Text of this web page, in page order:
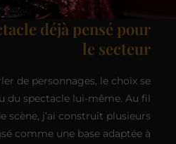
déjà pensé pour
le secteur
de personnages, le choix se
du spectacle lui-même. Au fil
scène, j’ai construit plusieurs
comme une base adaptée à